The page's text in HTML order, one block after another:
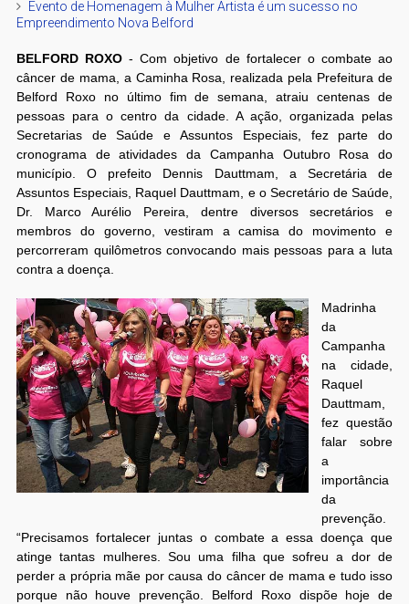
Evento de Homenagem à Mulher Artista é um sucesso no
Empreendimento Nova Belford
BELFORD ROXO- Com objetivo de fortalecer o combate ao
câncer de mama, a Caminha Rosa, realizada pela Prefeitura de
Belford Roxo no último fim de semana, atraiu centenas de
pessoas para o centro da cidade. A ação, organizada pelas
Secretarias de Saúde e Assuntos Especiais, fez parte do
cronograma de atividades da Campanha Outubro Rosa do
município. O prefeito Dennis Dauttmam, a Secretária de
Assuntos Especiais, Raquel Dauttmam, e o Secretário de Saúde,
Dr. Marco Aurélio Pereira, dentre diversos secretários e
membros do governo, vestiram a camisa do movimento e
percorreram quilômetros convocando mais pessoas para a luta
contra a doença.
Madrinha
da
Campanha
na cidade,
Raquel
Dauttmam,
fez questão
falar sobre
a
importância
da
prevenção.
“Precisamos fortalecer juntas o combate a essa doença que
atinge tantas mulheres. Sou uma filha que sofreu a dor de
perder a própria mãe por causa do câncer de mama e tudo isso
porque não houve prevenção. Belford Roxo dispõe hoje de